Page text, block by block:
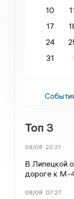
10
17
24
31
1
Топ 3
08/08 20:21
В Липецкой
дороге к М-
08/08 07:27